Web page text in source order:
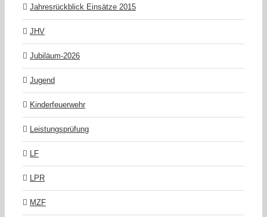
Jahresrückblick Einsätze 2015
JHV
Jubiläum-2026
Jugend
Kinderfeuerwehr
Leistungsprüfung
LF
LPR
MZF